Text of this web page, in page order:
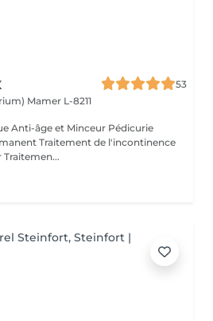
53
Mamer L-8211
Anti-âge et Minceur Pédicurie
Traitement de l'incontinence